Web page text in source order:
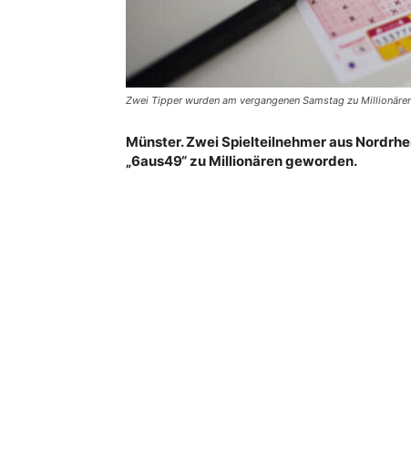
Zwei Tipper wurden am vergangenen Samstag zu
Münster. Zwei Spielteilnehmer aus
„6aus49“ zu Millionären geworden.